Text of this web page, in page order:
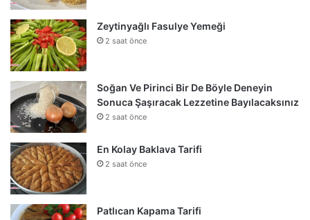
Zeytinyağlı Fasulye Yemeği
2 saat önce
Soğan Ve Pirinci Bir De Böyle Deneyin
Sonuca Şaşıracak Lezzetine Bayılacaksınız
2 saat önce
En Kolay Baklava Tarifi
2 saat önce
Patlıcan Kapama Tarifi